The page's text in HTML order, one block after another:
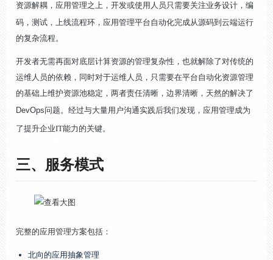
资源解耦 ，应用管理之上，开发或使用人员只需要关注业务设计，编
码，测试，上线流程环，应用管理平台自动化完成从源码到云端运行
的复杂流程。
开发者无需再面对底层计算资源的管理复杂性，也就解除了对传统的
运维人员的依赖，同时对于运维人员，只需要在平台自动化资源管理
的基础上维护资源池稳定，两者责任清晰，边界清晰，天然的解决了
DevOps问题。经过与大量用户沟通实践后我们发现， 应用管理成为
了提升企业IT能力的关键。
三、服务模式
完整的应用管理方案包括：
北向的应用抽象管理